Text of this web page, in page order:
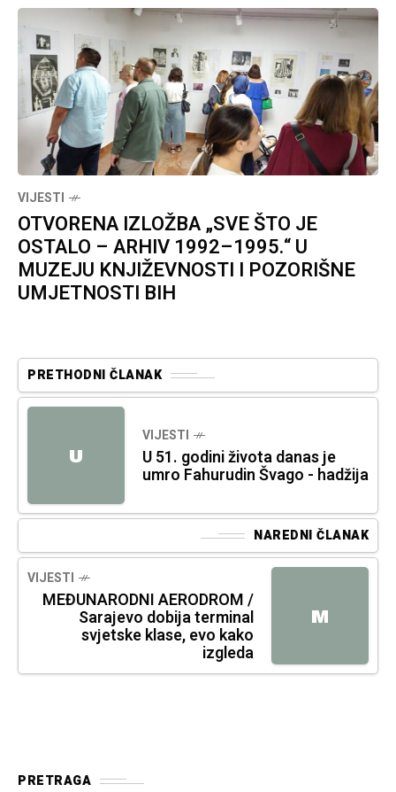
VIJESTI
OTVORENA IZLOŽBA „SVE ŠTO JE
OSTALO – ARHIV 1992–1995.“ U
MUZEJU KNJIŽEVNOSTI I POZORIŠNE
UMJETNOSTI BIH
PRETHODNI ČLANAK
U
VIJESTI
U 51. godini života danas je
umro Fahurudin Švago - hadžija
NAREDNI ČLANAK
M
VIJESTI
MEĐUNARODNI AERODROM /
Sarajevo dobija terminal
svjetske klase, evo kako
izgleda
PRETRAGA